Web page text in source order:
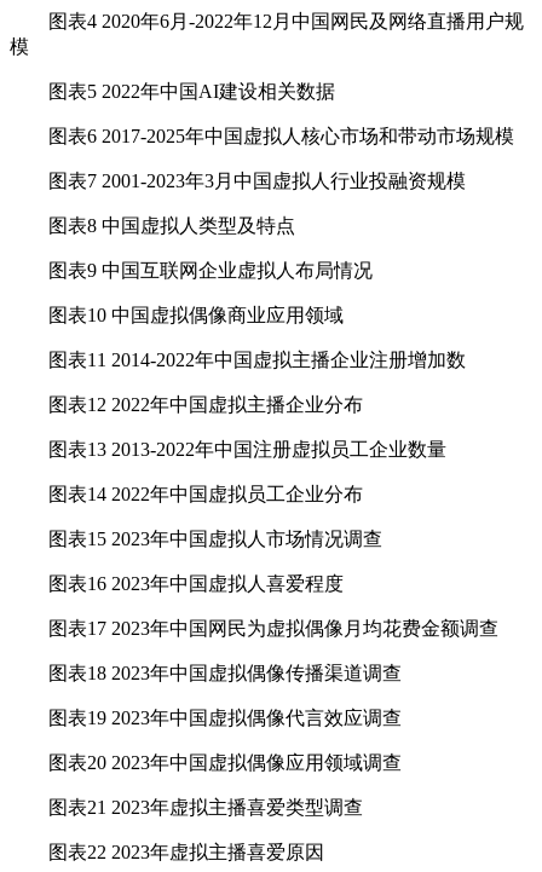
图表4 2020年6月-2022年12月中国网民及网络直播用户规
模
图表5 2022年中国AI建设相关数据
图表6 2017-2025年中国虚拟人核心市场和带动市场规模
图表7 2001-2023年3月中国虚拟人行业投融资规模
图表8 中国虚拟人类型及特点
图表9 中国互联网企业虚拟人布局情况
图表10 中国虚拟偶像商业应用领域
图表11 2014-2022年中国虚拟主播企业注册增加数
图表12 2022年中国虚拟主播企业分布
图表13 2013-2022年中国注册虚拟员工企业数量
图表14 2022年中国虚拟员工企业分布
图表15 2023年中国虚拟人市场情况调查
图表16 2023年中国虚拟人喜爱程度
图表17 2023年中国网民为虚拟偶像月均花费金额调查
图表18 2023年中国虚拟偶像传播渠道调查
图表19 2023年中国虚拟偶像代言效应调查
图表20 2023年中国虚拟偶像应用领域调查
图表21 2023年虚拟主播喜爱类型调查
图表22 2023年虚拟主播喜爱原因